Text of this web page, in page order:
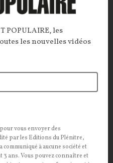
peut-il être ami
allemand, ancien
à l’hôtel Majestic
bien que oui.
de François
Abou
10/06/2026 0commentaire
POPULAIRE, les
les nouvelles vidéos
vous envoyer des
par les Editions du Plénitre,
à aucune société et
3 ans. Vous pouvez connaître et